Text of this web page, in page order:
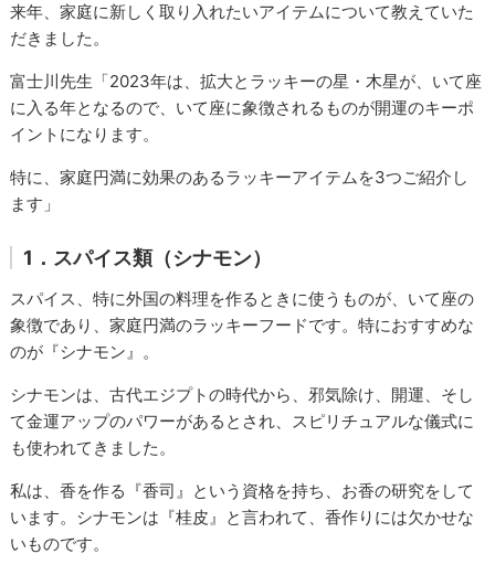
来年、家庭に新しく取り入れたいアイテムについて教えていた
だきました。
富士川先生「2023年は、拡大とラッキーの星・木星が、いて座
に入る年となるので、いて座に象徴されるものが開運のキーポ
イントになります。
特に、家庭円満に効果のあるラッキーアイテムを3つご紹介し
ます」
1．スパイス類（シナモン）
スパイス、特に外国の料理を作るときに使うものが、いて座の
象徴であり、家庭円満のラッキーフードです。特におすすめな
のが『シナモン』。
シナモンは、古代エジプトの時代から、邪気除け、開運、そし
て金運アップのパワーがあるとされ、スピリチュアルな儀式に
も使われてきました。
私は、香を作る『香司』という資格を持ち、お香の研究をして
います。シナモンは『桂皮』と言われて、香作りには欠かせな
いものです。